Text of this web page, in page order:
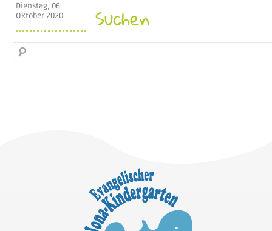
Dienstag, 06.
Oktober 2020
Suchen